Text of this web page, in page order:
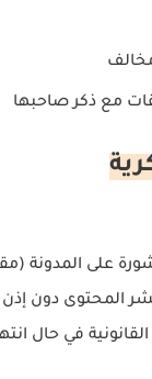
مع ذكر صاحبها
على المدونة
المحتوى دون
في حال